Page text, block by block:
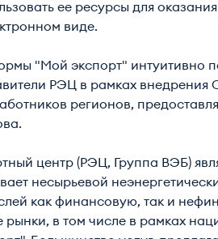
ее ресурсы для
виде.
"Мой экспорт" интуитивно
РЭЦ в рамках внедрения
регионов,
центр (РЭЦ, Группа ВЭБ)
несырьевой
как финансовую, так и
в том числе в рамках